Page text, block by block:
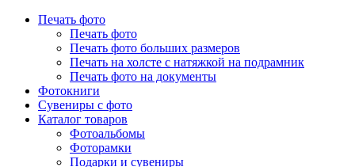
Печать фото
Печать фото
Печать фото больших размеров
Печать на холсте с натяжкой на подрамник
Печать фото на документы
Фотокниги
Сувениры с фото
Каталог товаров
Фотоальбомы
Фоторамки
Подарки и сувениры